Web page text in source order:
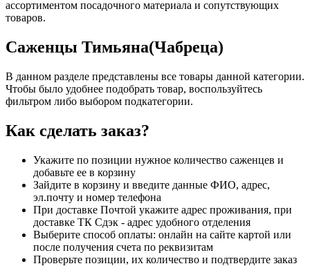
ассортиментом посадочного материала и сопутствующих
товаров.
Саженцы Тимьяна(Чабреца)
В данном разделе представлены все товары данной категории.
Чтобы было удобнее подобрать товар, воспользуйтесь
фильтром либо выбором подкатегории.
Как сделать заказ?
Укажите по позиции нужное количество саженцев и
добавьте ее в корзину
Зайдите в корзину и введите данные ФИО, адрес,
эл.почту и номер телефона
При доставке Почтой укажите адрес проживания, при
доставке ТК Сдэк - адрес удобного отделения
Выберите способ оплаты: онлайн на сайте картой или
после получения счета по реквизитам
Проверьте позиции, их количество и подтвердите заказ